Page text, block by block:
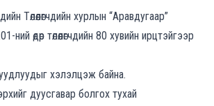
Төлөөлөгчдийн хурлын “Аравдугаар”
өдөр төлөөлөгчдийн 80 хувийн ирцтэйгээр
хэлэлцэж байна.
эрхийг дуусгавар болгох тухай